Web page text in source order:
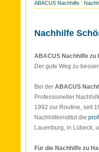
ABACUS Nachhilfe :
Nachhilfe
ABACUS Nachhilfe zu
Der gute Weg zu
Bei der ABACUS
Professioneller
1992 zur Routine, seit
Nachhilfeinstitut die
Lauenburg, in Lübeck,
Für die Nachhilfe zu